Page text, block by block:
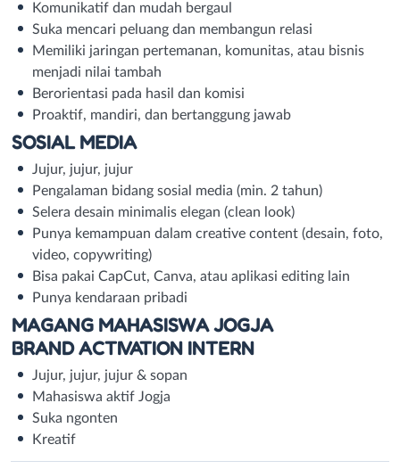
Komunikatif dan mudah bergaul
Suka mencari peluang dan membangun relasi
Memiliki jaringan pertemanan, komunitas, atau bisnis
menjadi nilai tambah
Berorientasi pada hasil dan komisi
Proaktif, mandiri, dan bertanggung jawab
SOSIAL MEDIA
Jujur, jujur, jujur
Pengalaman bidang sosial media (min. 2 tahun)
Selera desain minimalis elegan (clean look)
Punya kemampuan dalam creative content (desain, foto,
video, copywriting)
Bisa pakai CapCut, Canva, atau aplikasi editing lain
Punya kendaraan pribadi
MAGANG MAHASISWA JOGJA
BRAND ACTIVATION INTERN
Jujur, jujur, jujur & sopan
Mahasiswa aktif Jogja
Suka ngonten
Kreatif